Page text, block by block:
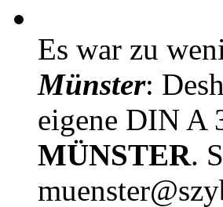
Es war zu
Münster:
eigene DIN A
MÜNSTER.